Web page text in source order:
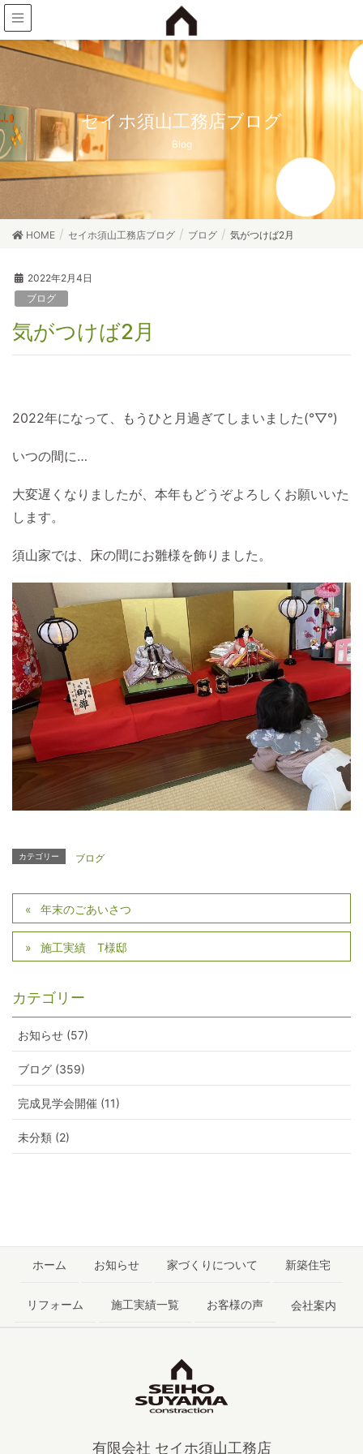
セイホ須山工務店ブログ
Blog
HOME セイホ須山工務店ブログ ブログ 気がつけば2月
2022年2月4日
ブログ
気がつけば2月
2022年になって、もうひと月過ぎてしまいました(°▽°)
いつの間に…
大変遅くなりましたが、本年もどうぞよろしくお願いいた
します。
須山家では、床の間にお雛様を飾りました。
カテゴリー ブログ
年末のごあいさつ
施工実績 T様邸
カテゴリー
お知らせ (57)
ブログ (359)
完成見学会開催 (11)
未分類 (2)
ホーム お知らせ 家づくりについて 新築住宅
リフォーム 施工実績一覧 お客様の声 会社案内
有限会社 セイホ須山工務店